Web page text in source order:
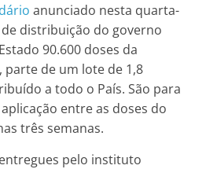
anunciado nesta quarta-
de distribuição do governo
90.600 doses da
de um lote de 1,8
a todo o País. São para
entre as doses do
três semanas.
pelo instituto